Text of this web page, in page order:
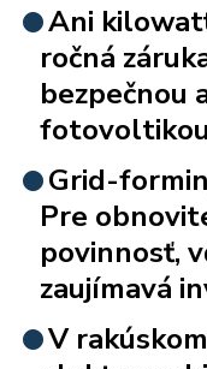
Ani
ročná
bezpečnou
fotovoltikou
Grid-
Pre
povinnosť,
zaujímavá
V